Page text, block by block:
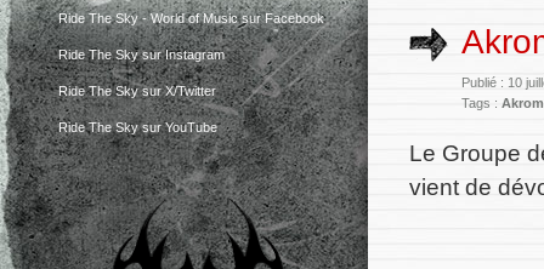
Ride The Sky - World of Music sur Facebook
Ride The Sky sur Instagram
Ride The Sky sur X/Twitter
Ride The Sky sur YouTube
Publié : 10
Tags :
Le Groupe
vient de